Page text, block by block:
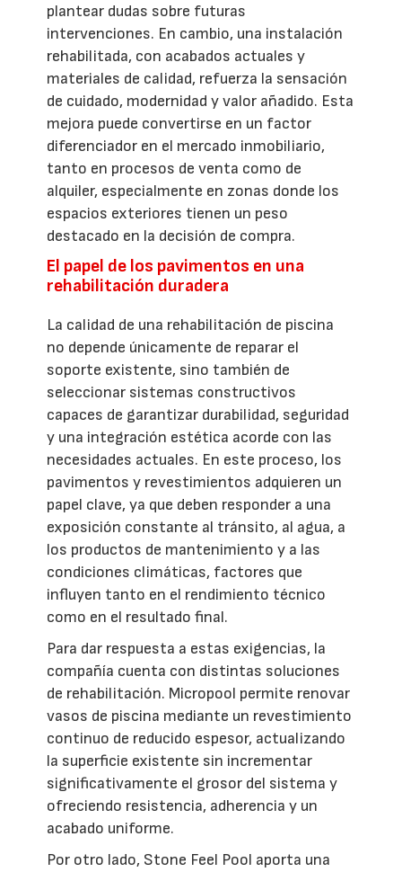
plantear dudas sobre futuras
intervenciones. En cambio, una instalación
rehabilitada, con acabados actuales y
materiales de calidad, refuerza la sensación
de cuidado, modernidad y valor añadido. Esta
mejora puede convertirse en un factor
diferenciador en el mercado inmobiliario,
tanto en procesos de venta como de
alquiler, especialmente en zonas donde los
espacios exteriores tienen un peso
destacado en la decisión de compra.
El papel de los pavimentos en una
rehabilitación duradera
La calidad de una rehabilitación de piscina
no depende únicamente de reparar el
soporte existente, sino también de
seleccionar sistemas constructivos
capaces de garantizar durabilidad, seguridad
y una integración estética acorde con las
necesidades actuales. En este proceso, los
pavimentos y revestimientos adquieren un
papel clave, ya que deben responder a una
exposición constante al tránsito, al agua, a
los productos de mantenimiento y a las
condiciones climáticas, factores que
influyen tanto en el rendimiento técnico
como en el resultado final.
Para dar respuesta a estas exigencias, la
compañía cuenta con distintas soluciones
de rehabilitación. Micropool permite renovar
vasos de piscina mediante un revestimiento
continuo de reducido espesor, actualizando
la superficie existente sin incrementar
significativamente el grosor del sistema y
ofreciendo resistencia, adherencia y un
acabado uniforme.
Por otro lado, Stone Feel Pool aporta una